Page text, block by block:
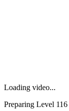
Loading video...
Preparing Level 116